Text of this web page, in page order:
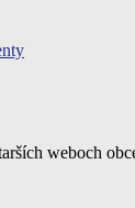
weboch